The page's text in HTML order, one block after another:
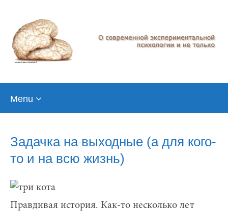
Menu
Задачка на выходные (а для кого-
то и на всю жизнь)
Правдивая история. Как-то несколько лет